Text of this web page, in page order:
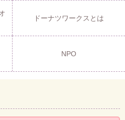
ドーナツワークスとは
NPO